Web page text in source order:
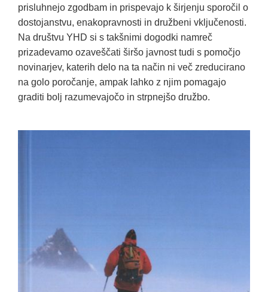
prisluhnejo zgodbam in prispevajo k širjenju sporočil o
dostojanstvu, enakopravnosti in družbeni vključenosti.
Na društvu YHD si s takšnimi dogodki namreč
prizadevamo ozaveščati širšo javnost tudi s pomočjo
novinarjev, katerih delo na ta način ni več zreducirano
na golo poročanje, ampak lahko z njim pomagajo
graditi bolj razumevajočo in strpnejšo družbo.